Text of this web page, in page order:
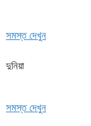
সমস্ত দেখুন
দুনিয়া
সমস্ত দেখুন